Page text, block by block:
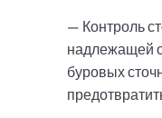
— Контроль
надлежащей
буровых